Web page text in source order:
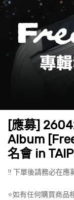
[應募]
Album
名會 in
‼️ 下單後請務必在應
⭐️如有任何購買商品